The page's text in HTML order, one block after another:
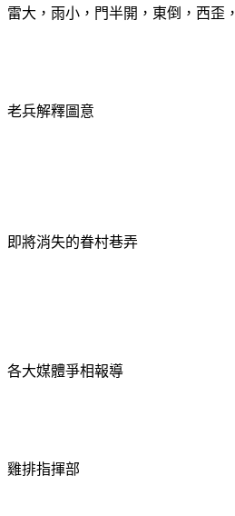
雷大，雨小，門半開，東倒，西歪，
老兵解釋圖意
即將消失的眷村巷弄
各大媒體爭相報導
雞排指揮部